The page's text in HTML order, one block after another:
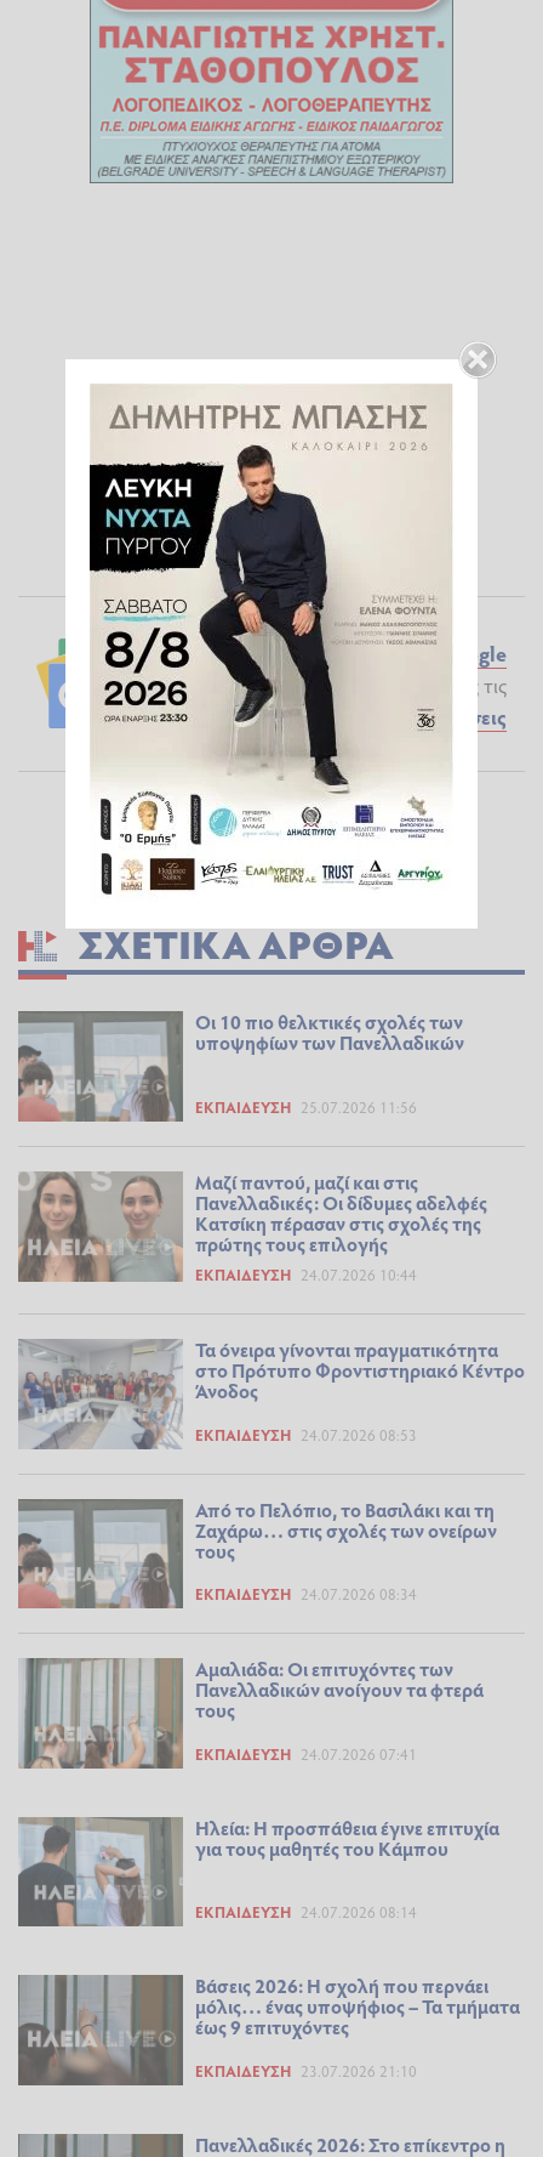
Ακολουθήστε το ilialive.gr στο
Google
Newsκαι μάθετε πρώτοι όλες τις
Ειδήσεις
ΣΧΕΤΙΚΆ ΆΡΘΡΑ
Οι 10 πιο θελκτικές σχολές των
υποψηφίων των Πανελλαδικών
ΕΚΠΑΊΔΕΥΣΗ 25.07.2026 11:56
Μαζί παντού, μαζί και στις
Πανελλαδικές: Οι δίδυμες αδελφές
Κατσίκη πέρασαν στις σχολές της
πρώτης τους επιλογής
ΕΚΠΑΊΔΕΥΣΗ 24.07.2026 10:44
Τα όνειρα γίνονται πραγματικότητα
στο Πρότυπο Φροντιστηριακό Κέντρο
Άνοδος
ΕΚΠΑΊΔΕΥΣΗ 24.07.2026 08:53
Από το Πελόπιο, το Βασιλάκι και τη
Ζαχάρω… στις σχολές των ονείρων
τους
ΕΚΠΑΊΔΕΥΣΗ 24.07.2026 08:34
Αμαλιάδα: Οι επιτυχόντες των
Πανελλαδικών ανοίγουν τα φτερά
τους
ΕΚΠΑΊΔΕΥΣΗ 24.07.2026 07:41
Ηλεία: Η προσπάθεια έγινε επιτυχία
για τους μαθητές του Κάμπου
ΕΚΠΑΊΔΕΥΣΗ 24.07.2026 08:14
Βάσεις 2026: Η σχολή που περνάει
μόλις… ένας υποψήφιος – Τα τμήματα
έως 9 επιτυχόντες
ΕΚΠΑΊΔΕΥΣΗ 23.07.2026 21:10
Πανελλαδικές 2026: Στο επίκεντρο η